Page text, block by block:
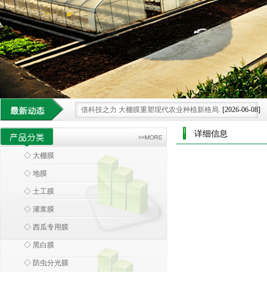
借科技之力 大棚膜重塑现代农业种植新格局. [2026-06-08]
大棚膜 科技浪潮中农业设施的智慧蜕变
环保大棚膜 引领农业走向绿色可持续新未来.[2026-07-25]
大棚膜 绿色革命下的农业可持续发展膜范
科技领航 大棚膜为农业发展注入创新膜力
◇ 大棚膜
◇ 地膜
◇ 土工膜
◇ 灌浆膜
◇ 西瓜专用膜
◇ 黑白膜
◇ 防虫分光膜
详细信息